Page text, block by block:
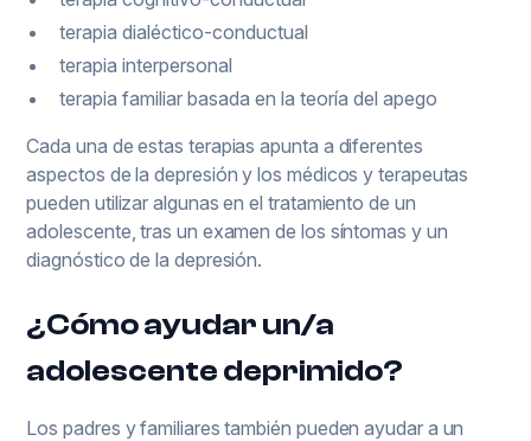
terapia dialéctico-conductual
terapia interpersonal
terapia familiar basada en la teoría del apego
Cada una de estas terapias apunta a diferentes
aspectos de la depresión y los médicos y terapeutas
pueden utilizar algunas en el tratamiento de un
adolescente, tras un examen de los síntomas y un
diagnóstico de la depresión.
¿Cómo ayudar un/a
adolescente deprimido?
Los padres y familiares también pueden ayudar a un